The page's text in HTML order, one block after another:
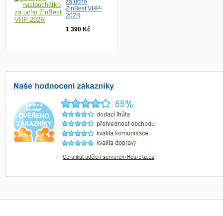
za ucho
ZinBest VHP-
202R
1 390 Kč